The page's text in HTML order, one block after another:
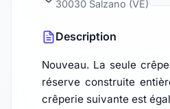
30030 Salzano (VE)
Description
Nouveau. La seule
réserve construite
crêperie suivante est